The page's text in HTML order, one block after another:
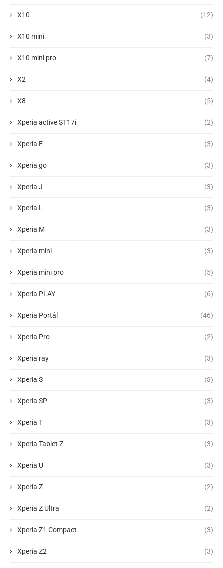
X10 (12)
X10 mini (3)
X10 mini pro (7)
X2 (4)
X8 (5)
Xperia active ST17i (2)
Xperia E (3)
Xperia go (3)
Xperia J (3)
Xperia L (3)
Xperia M (3)
Xperia mini (3)
Xperia mini pro (5)
Xperia PLAY (6)
Xperia Portál (46)
Xperia Pro (2)
Xperia ray (3)
Xperia S (3)
Xperia SP (3)
Xperia T (3)
Xperia Tablet Z (3)
Xperia U (3)
Xperia Z (2)
Xperia Z Ultra (2)
Xperia Z1 Compact (3)
Xperia Z2 (3)